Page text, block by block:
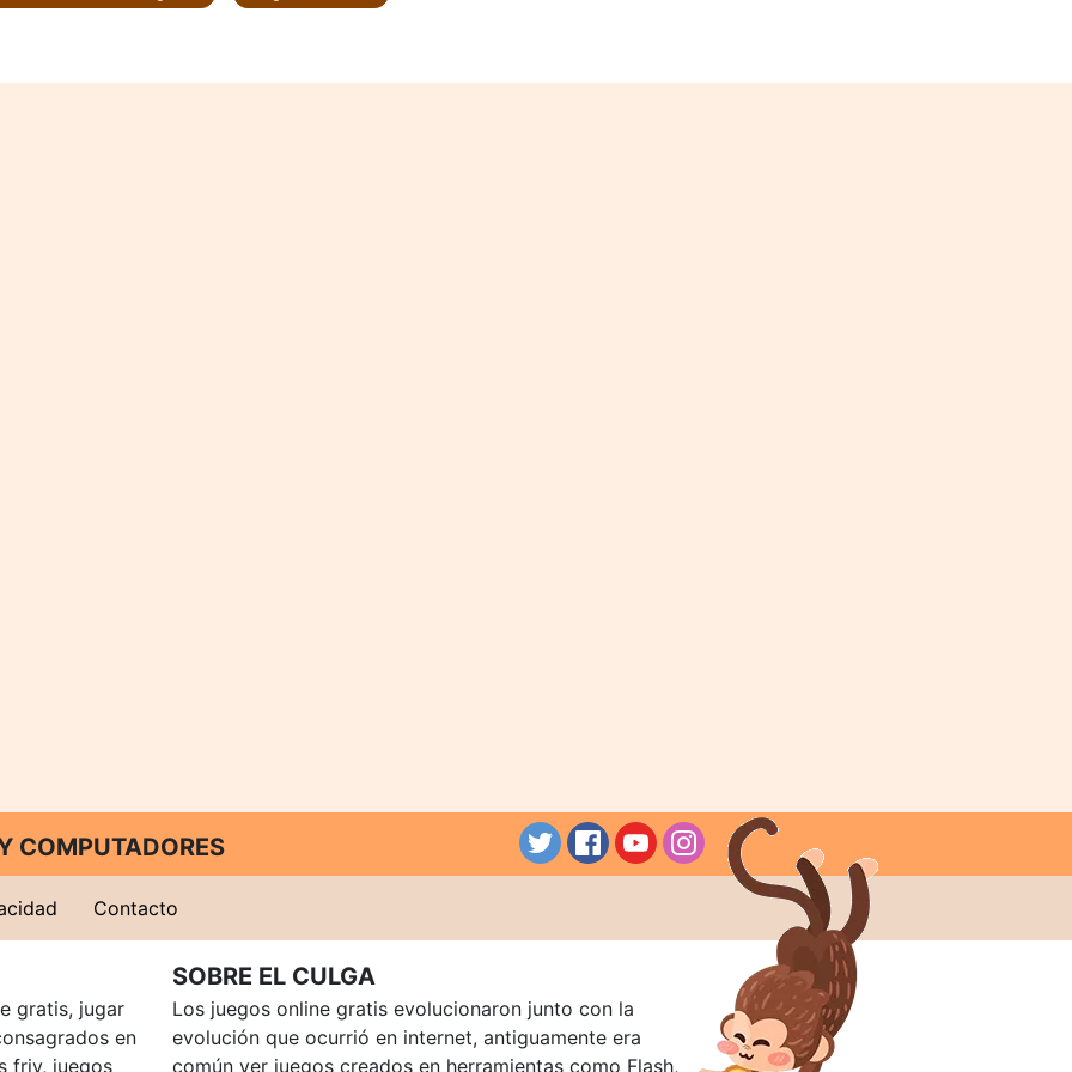
COMPUTADORES
Contacto
gratis, jugar
en
friv, juegos
SOBRE EL CULGA
Los juegos online gratis evolucionaron junto con la
evolución que ocurrió en internet, antiguamente era
común ver juegos creados en herramientas como Flash,